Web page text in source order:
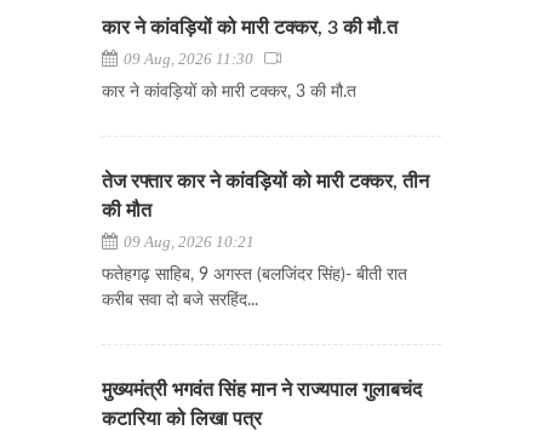
कार ने कांवड़ियों को मारी टक्कर, 3 की मौ.त
09 Aug, 2026 11:30
कार ने कांवड़ियों को मारी टक्कर, 3 की मौ.त
तेज रफ्तार कार ने कांवड़ियों को मारी टक्कर, तीन
की मौत
09 Aug, 2026 10:21
फतेहगढ़ साहिब, 9 अगस्त (बलजिंदर सिंह)- बीती रात
करीब सवा दो बजे सरहिंद...
मुख्यमंत्री भगवंत सिंह मान ने राज्यपाल गुलाबचंद
कटारिया को लिखा पत्र